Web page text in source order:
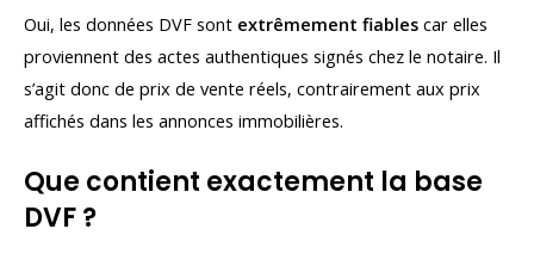
Oui, les données DVF sont extrêmement fiables car elles
proviennent des actes authentiques signés chez le notaire. Il
s’agit donc de prix de vente réels, contrairement aux prix
affichés dans les annonces immobilières.
Que contient exactement la base
DVF ?